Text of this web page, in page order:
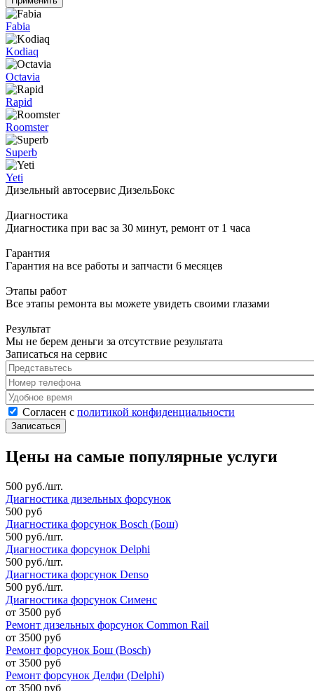
Fabia
Kodiaq
Octavia
Rapid
Roomster
Superb
Yeti
Дизельный автосервис ДизельБокс
Диагностика
Диагностика при вас за 30 минут, ремонт от 1 часа
Гарантия
Гарантия на все работы и запчасти 6 месяцев
Этапы работ
Все этапы ремонта вы можете увидеть своими глазами
Результат
Мы не берем деньги за отсутствие результата
Записаться на сервис
Представьтесь
Номер телефона
Удобное время
Согласен с политикой конфиденциальности*
Согласен с политикой конфиденциальности
Цены на самые популярные услуги
500 руб./шт.
Диагностика дизельных форсунок
500 руб
Диагностика форсунок Bosch (Бош)
500 руб./шт.
Диагностика форсунок Delphi
500 руб./шт.
Диагностика форсунок Denso
500 руб./шт.
Диагностика форсунок Сименс
от 3500 руб
Ремонт дизельных форсунок Common Rail
от 3500 руб
Ремонт форсунок Бош (Bosch)
от 3500 руб
Ремонт форсунок Делфи (Delphi)
от 3500 руб